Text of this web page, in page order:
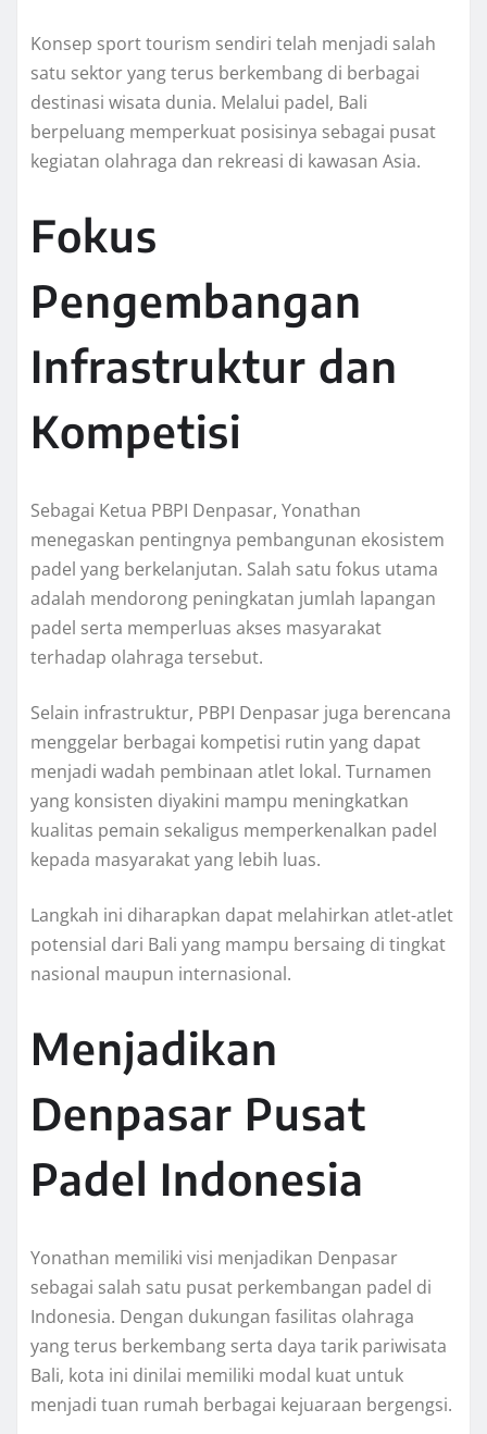
Konsep sport tourism sendiri telah menjadi salah
satu sektor yang terus berkembang di berbagai
destinasi wisata dunia. Melalui padel, Bali
berpeluang memperkuat posisinya sebagai pusat
kegiatan olahraga dan rekreasi di kawasan Asia.
Fokus
Pengembangan
Infrastruktur dan
Kompetisi
Sebagai Ketua PBPI Denpasar, Yonathan
menegaskan pentingnya pembangunan ekosistem
padel yang berkelanjutan. Salah satu fokus utama
adalah mendorong peningkatan jumlah lapangan
padel serta memperluas akses masyarakat
terhadap olahraga tersebut.
Selain infrastruktur, PBPI Denpasar juga berencana
menggelar berbagai kompetisi rutin yang dapat
menjadi wadah pembinaan atlet lokal. Turnamen
yang konsisten diyakini mampu meningkatkan
kualitas pemain sekaligus memperkenalkan padel
kepada masyarakat yang lebih luas.
Langkah ini diharapkan dapat melahirkan atlet-atlet
potensial dari Bali yang mampu bersaing di tingkat
nasional maupun internasional.
Menjadikan
Denpasar Pusat
Padel Indonesia
Yonathan memiliki visi menjadikan Denpasar
sebagai salah satu pusat perkembangan padel di
Indonesia. Dengan dukungan fasilitas olahraga
yang terus berkembang serta daya tarik pariwisata
Bali, kota ini dinilai memiliki modal kuat untuk
menjadi tuan rumah berbagai kejuaraan bergengsi.